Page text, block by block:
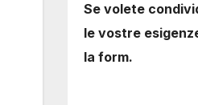
Se volete
le vostre
la form.